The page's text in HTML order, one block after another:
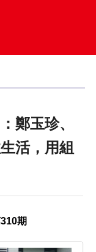
鄭玉珍、
期